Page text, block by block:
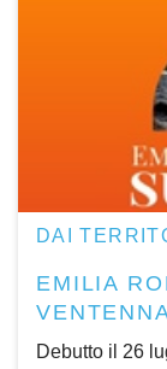
DAI
EMILIA
Debutto il 26